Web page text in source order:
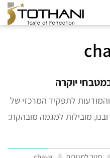
יוקרה
לתפקיד המרכזי של
מובילות למגמה מובהקת: